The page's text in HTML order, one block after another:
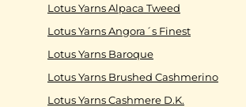
Lotus Yarns Alpaca Tweed
Lotus Yarns Angora´s Finest
Lotus Yarns Baroque
Lotus Yarns Brushed Cashmerino
Lotus Yarns Cashmere D.K.